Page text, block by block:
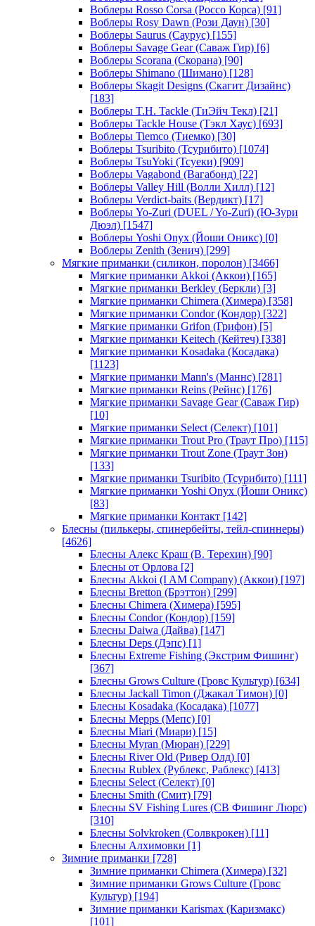
Воблеры Rosso Corsa (Россо Корса) [91]
Воблеры Rosy Dawn (Рози Даун) [30]
Воблеры Saurus (Саурус) [155]
Воблеры Savage Gear (Саваж Гир) [6]
Воблеры Scorana (Скорана) [90]
Воблеры Shimano (Шимано) [128]
Воблеры Skagit Designs (Скагит Дизайнс)
[183]
Воблеры T.H. Tackle (ТиЭйч Текл) [21]
Воблеры Tackle House (Тэкл Хаус) [693]
Воблеры Tiemco (Тиемко) [30]
Воблеры Tsuribito (Тсурибито) [1074]
Воблеры TsuYoki (Тсуеки) [909]
Воблеры Vagabond (Вагабонд) [22]
Воблеры Valley Hill (Волли Хилл) [12]
Воблеры Verdict-baits (Вердикт) [17]
Воблеры Yo-Zuri (DUEL / Yo-Zuri) (Ю-Зури
Дюэл) [1547]
Воблеры Yoshi Onyx (Йоши Оникс) [0]
Воблеры Zenith (Зенич) [299]
Мягкие приманки (силикон, поролон) [3466]
Мягкие приманки Akkoi (Аккои) [165]
Мягкие приманки Berkley (Беркли) [3]
Мягкие приманки Chimera (Химера) [358]
Мягкие приманки Condor (Кондор) [322]
Мягкие приманки Grifon (Грифон) [5]
Мягкие приманки Keitech (Кейтеч) [338]
Мягкие приманки Kosadaka (Косадака)
[1123]
Мягкие приманки Mann's (Маннс) [281]
Мягкие приманки Reins (Рейнс) [176]
Мягкие приманки Savage Gear (Саваж Гир)
[10]
Мягкие приманки Select (Селект) [101]
Мягкие приманки Trout Pro (Траут Про) [115]
Мягкие приманки Trout Zone (Траут Зон)
[133]
Мягкие приманки Tsuribito (Тсурибито) [111]
Мягкие приманки Yoshi Onyx (Йоши Оникс)
[83]
Мягкие приманки Контакт [142]
Блесны (пилькеры, спинербейты, тейл-спиннеры)
[4626]
Блесны Алекс Краш (В. Терехин) [90]
Блесны от Орлова [2]
Блесны Akkoi (I AM Company) (Аккои) [197]
Блесны Bretton (Брэттон) [299]
Блесны Chimera (Химера) [595]
Блесны Condor (Кондор) [159]
Блесны Daiwa (Дайва) [147]
Блесны Deps (Дэпс) [1]
Блесны Extreme Fishing (Экстрим Фишинг)
[367]
Блесны Grows Culture (Гровс Культур) [634]
Блесны Jackall Timon (Джакал Тимон) [0]
Блесны Kosadaka (Косадака) [1077]
Блесны Mepps (Мепс) [0]
Блесны Miari (Миари) [15]
Блесны Myran (Мюран) [229]
Блесны River Old (Ривер Олд) [0]
Блесны Rublex (Рублекс, Раблекс) [413]
Блесны Select (Селект) [0]
Блесны Smith (Смит) [79]
Блесны SV Fishing Lures (СВ Фишинг Люрс)
[310]
Блесны Solvkroken (Солвкрокен) [11]
Блесны Алхимовки [1]
Зимние приманки [728]
Зимние приманки Chimera (Химера) [32]
Зимние приманки Grows Culture (Гровс
Культур) [194]
Зимние приманки Karismax (Каризмакс)
[101]